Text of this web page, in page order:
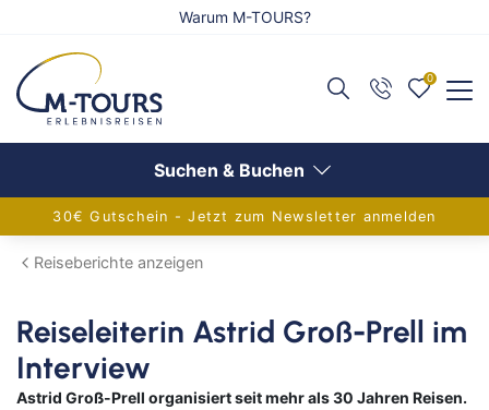
Warum M-TOURS?
0
Suchen & Buchen
30€ Gutschein - Jetzt zum Newsletter anmelden
Zurück
Reiseangebote anzeigen
Alleinreisende
Aktivreisen
Zurück
Flug anzeigen
Griechenland
Europa
Zurück
Schiff anzeigen
AIDA Verlockung der Woche
Flusskreuzfahrten
Reiseberichte anzeigen
Reiseleiterin Astrid Groß-Prell im
Interview
Astrid Groß-Prell organisiert seit mehr als 30 Jahren Reisen.